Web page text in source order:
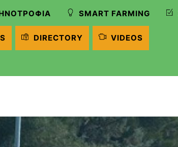
SMART FARMING
DIRECTORY VIDEOS